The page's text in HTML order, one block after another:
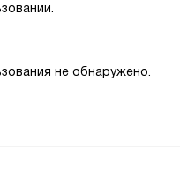
не обнаружено.